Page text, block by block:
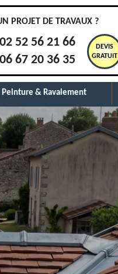
PROJET DE TRAVAUX ?
02 52 56 21 66
06 67 20 36 35
DEVIS
GRATUIT
Peinture & Ravalement